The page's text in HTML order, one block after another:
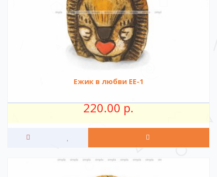
Ежик в любви ЕЕ-1
220.00 р.